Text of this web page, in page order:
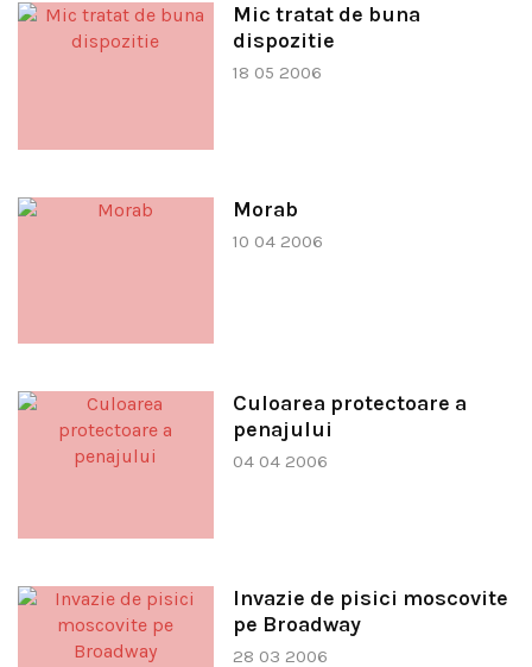
Mic tratat de buna
dispozitie
18 05 2006
Morab
10 04 2006
Culoarea protectoare a
penajului
04 04 2006
Invazie de pisici moscovite
pe Broadway
28 03 2006